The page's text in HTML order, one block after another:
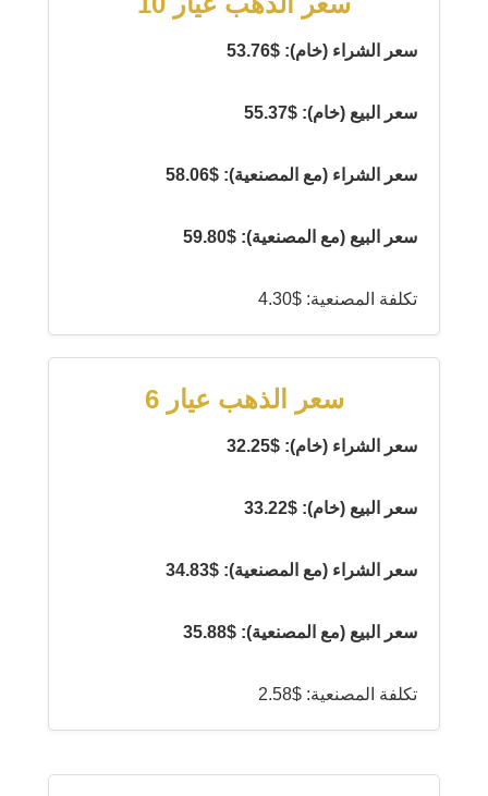
سعر الشراء (خام): $53.76
سعر البيع (خام): $55.37
سعر الشراء (مع المصنعية): $58.06
سعر البيع (مع المصنعية): $59.80
تكلفة المصنعية: $4.30
سعر الذهب عيار 6
سعر الشراء (خام): $32.25
سعر البيع (خام): $33.22
سعر الشراء (مع المصنعية): $34.83
سعر البيع (مع المصنعية): $35.88
تكلفة المصنعية: $2.58